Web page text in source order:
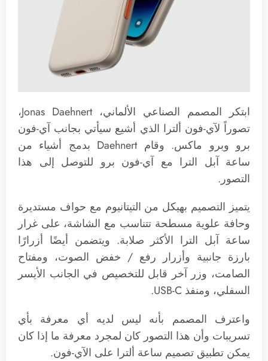
ابتكر المصمم الصناعي الألماني، Jonas Daehnert،
تصوراً لآي-فون ألترا الذي أشيع سيأتي بجانب آي-فون
برو وبرو ماكس. وقام Daehnert بدمج أشياء من
ساعة آبل الترا مع آي-فون برو للتوصل إلى هذا
التصور.
يتميز التصميم بهيكل من التيتانيوم مع حواف مستديرة
وحافة علوية مسطحة تتناسب مع الشاشة، على غرار
ساعة آبل الترا الأكثر صلابة. ويتضمن أيضًا أزرارًا
بارزة جانبية وأزرار رفع / خفض الصوت، ومفتاح
الصامت، وزر آخر قابل للتخصيص في الجانب الأيسر
السفلي، ومنفذ USB-C.
واعترف المصمم بأنه ليس لديه أي معرفة بأي
تسريبات وأن هذا التصور كان لمجرد معرفة ما إذا كان
يمكن تطبيق تصميم ساعة ألترا على الآي-فون.